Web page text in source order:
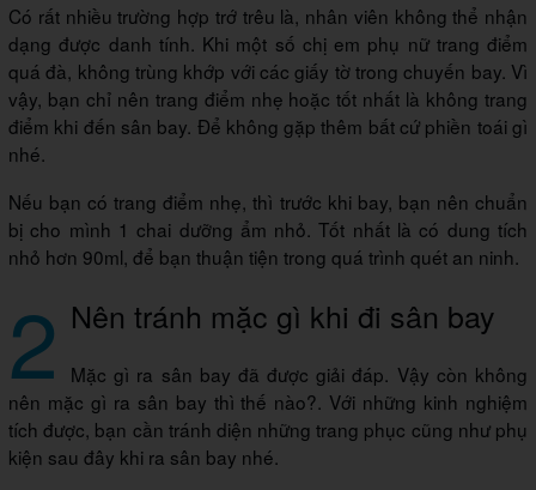
Có rất nhiều trường hợp trớ trêu là, nhân viên không thể nhận
dạng được danh tính. Khi một số chị em phụ nữ trang điểm
quá đà, không trùng khớp với các giấy tờ trong chuyến bay. Vì
vậy, bạn chỉ nên trang điểm nhẹ hoặc tốt nhất là không trang
điểm khi đến sân bay. Để không gặp thêm bất cứ phiền toái gì
nhé.
Nếu bạn có trang điểm nhẹ, thì trước khi bay, bạn nên chuẩn
bị cho mình 1 chai dưỡng ẩm nhỏ. Tốt nhất là có dung tích
nhỏ hơn 90ml, để bạn thuận tiện trong quá trình quét an ninh.
2 Nên tránh mặc gì khi đi sân bay
Mặc gì ra sân bay đã được giải đáp. Vậy còn không
nên mặc gì ra sân bay thì thế nào?. Với những kinh nghiệm
tích được, bạn cần tránh diện những trang phục cũng như phụ
kiện sau đây khi ra sân bay nhé.